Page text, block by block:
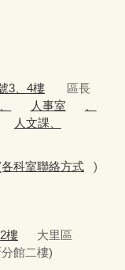
3、4樓
區長
人事室
人文課、
科室聯絡方式 )
樓
大里區
館二樓)